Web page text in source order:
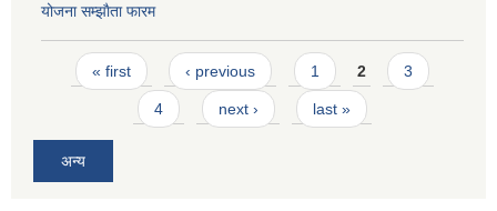
योजना सम्झाैता फारम
Pages
« first ‹ previous 1 2 3
4 next › last »
अन्य